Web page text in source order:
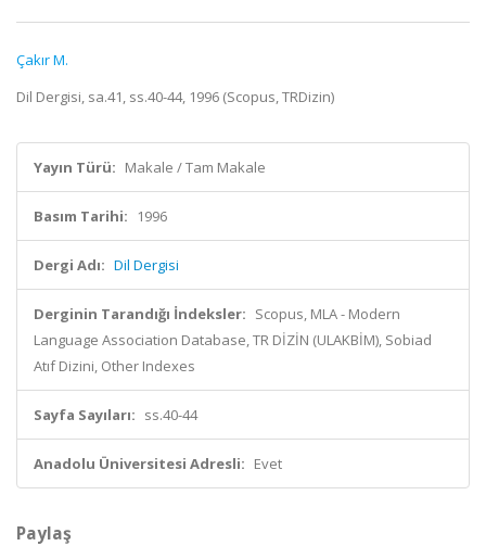
Çakır M.
Dil Dergisi, sa.41, ss.40-44, 1996 (Scopus, TRDizin)
Yayın Türü: Makale / Tam Makale
Basım Tarihi: 1996
Dergi Adı: Dil Dergisi
Derginin Tarandığı İndeksler: Scopus, MLA - Modern
Language Association Database, TR DİZİN (ULAKBİM), Sobiad
Atıf Dizini, Other Indexes
Sayfa Sayıları: ss.40-44
Anadolu Üniversitesi Adresli: Evet
Paylaş